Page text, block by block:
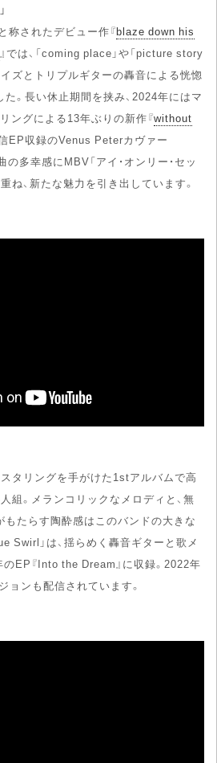
称されたデビュー作『blaze down his
』では、「coming place」や「picture story
ズとトリプルギターの轟音による恍惚
。長い休止期間を挟み、2024年にはマ
ングによる13年ぶりの新作『without
EP収録のVenus Peterカヴァー
の多幸感にMBV「アイ・オンリー・セッ
ね、新たな魅力を引き出しています。
タリングを手がけた1stアルバムで高
組。メランコリックなメロディと、無
たらす陶酔感はこのバンドの大きな
Swirl」は、揺らめく轟音ギターと歌メ
EP『Into the Dream』に収録。2022年
ンも配信されています。